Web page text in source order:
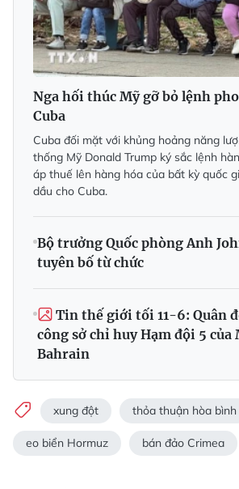
Nga hối thúc Mỹ gỡ bỏ lệnh
Cuba
Cuba đối mặt với khủng hoảng năng
thống Mỹ Donald Trump ký sắc lệnh
áp thuế lên hàng hóa của bất kỳ quốc
dầu cho Cuba.
Bộ trưởng Quốc phòng Anh
tuyên bố từ chức
Tin thế giới tối 11-6: Quân
công sở chỉ huy Hạm đội 5 của
Bahrain
xung đột thỏa thuận hòa bình
eo biển Hormuz bán đảo Crimea